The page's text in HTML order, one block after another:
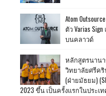
Atom
ตัว Varias
บนคลาวด์
หลักสูตรนาน
วิทยาลัยศรีค
(ฝ่ายมัธยม)
2023 ขึ้น เป็นครั้งแรกในประเ